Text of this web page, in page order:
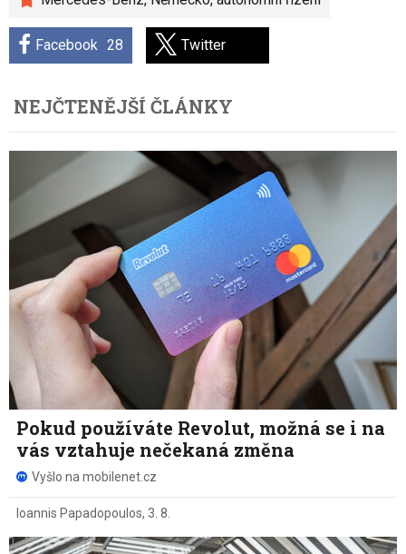
Facebook 28 Twitter
NEJČTENĚJŠÍ ČLÁNKY
Pokud používáte Revolut, možná se i na
vás vztahuje nečekaná změna
Vyšlo na mobilenet.cz
Ioannis Papadopoulos, 3. 8.